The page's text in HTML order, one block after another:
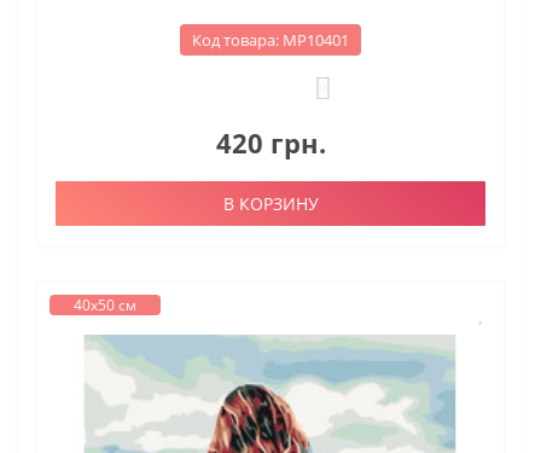
Код товара: МР10401
420 грн.
В КОРЗИНУ
40х50 см